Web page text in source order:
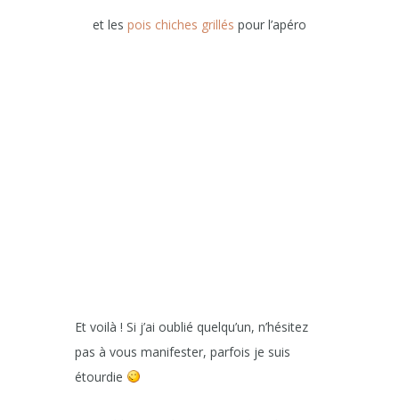
et les pois chiches grillés pour l’apéro
Et voilà ! Si j’ai oublié quelqu’un, n’hésitez
pas à vous manifester, parfois je suis
étourdie